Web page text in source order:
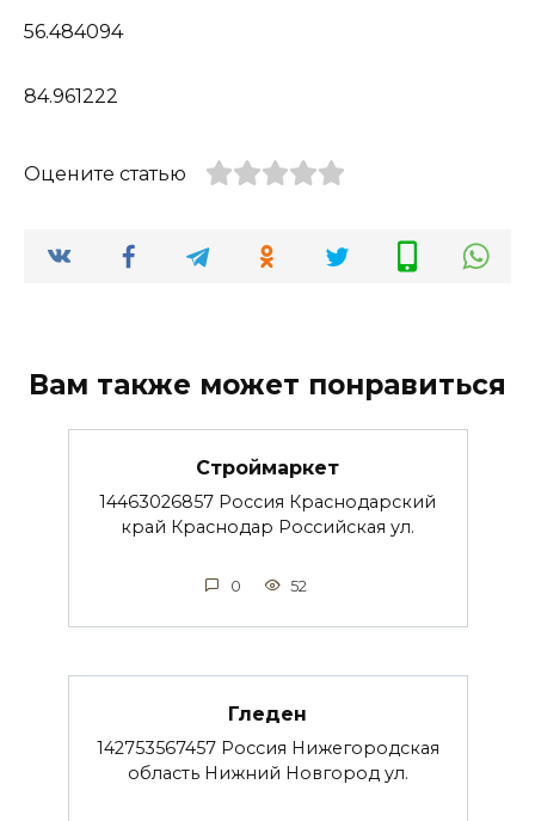
56.484094
84.961222
Оцените статью
Вам также может понравиться
Строймаркет
14463026857 Россия Краснодарский
край Краснодар Российская ул.
0 52
Гледен
142753567457 Россия Нижегородская
область Нижний Новгород ул.